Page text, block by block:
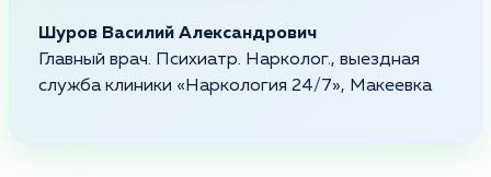
Шуров Василий Александрович
Главный врач. Психиатр. Нарколог., выездная
служба клиники «Наркология 24/7», Макеевка